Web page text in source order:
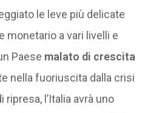
le leve più delicate
monetario a vari livelli e
Paese malato di crescita
nella fuoriuscita dalla crisi
l’Italia avrà uno